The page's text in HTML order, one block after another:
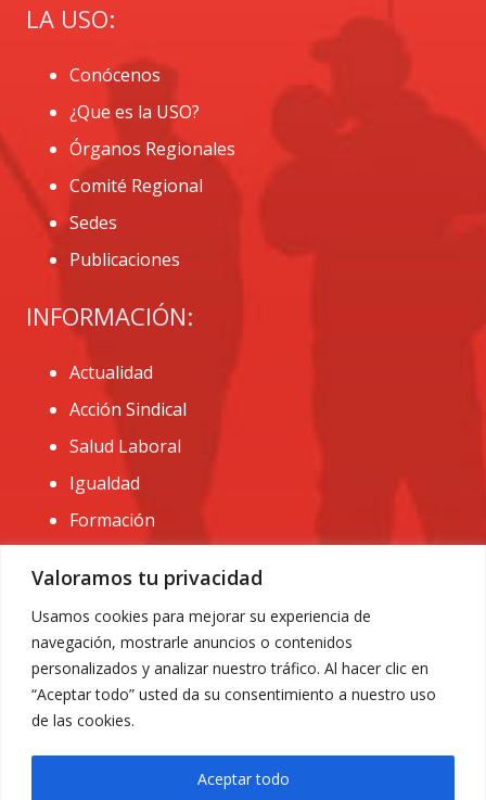
Valoramos tu privacidad
Usamos cookies para mejorar su experiencia de
navegación, mostrarle anuncios o contenidos
personalizados y analizar nuestro tráfico. Al hacer clic en
“Aceptar todo” usted da su consentimiento a nuestro uso
de las cookies.
Aceptar todo
LA USO:
Conócenos
¿Que es la USO?
Órganos Regionales
Comité Regional
Sedes
Publicaciones
INFORMACIÓN:
Actualidad
Acción Sindical
Salud Laboral
Igualdad
Formación
CONTACTO:
administracion@usomurcia.org
968 25 01 20
C/ Huerto de las bombas nº6. 30009 Murcia